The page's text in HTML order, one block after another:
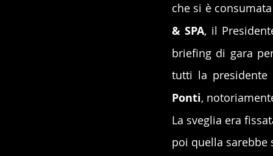
che si è
& SPA, il
briefing di gara
tutti la presidente
Ponti,
La sveglia era
poi quella sarebbe